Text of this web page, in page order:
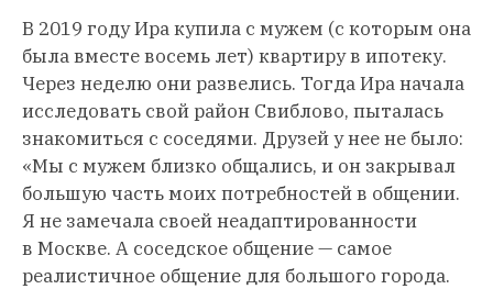
В 2019 году Ира купила с мужем (с которым она
была вместе восемь лет) квартиру в ипотеку.
Через неделю они развелись. Тогда Ира начала
исследовать свой район Свиблово, пыталась
знакомиться с соседями. Друзей у нее не было:
«Мы с мужем близко общались, и он закрывал
большую часть моих потребностей в общении.
Я не замечала своей неадаптированности
в Москве. А соседское общение — самое
реалистичное общение для большого города.